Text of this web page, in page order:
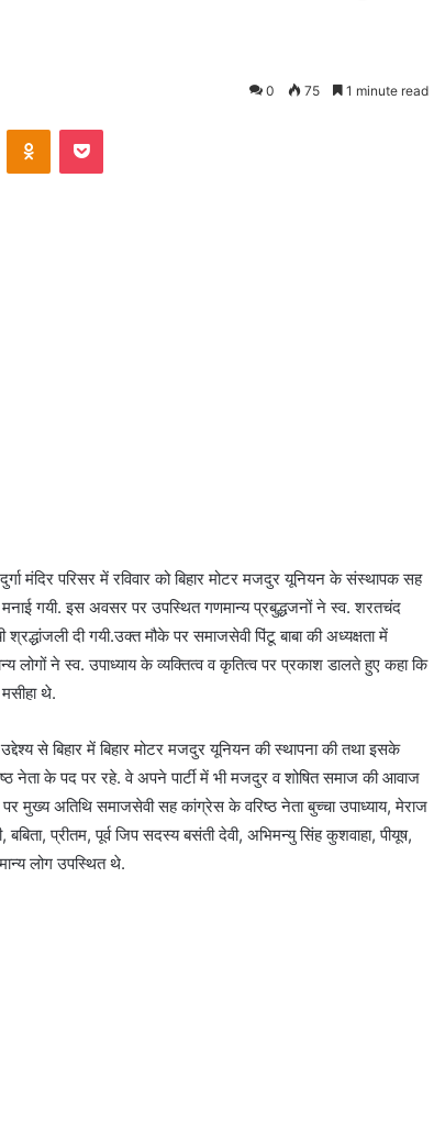
0 75 1 minute read
मंदिर परिसर में रविवार को बिहार मोटर मजदुर यूनियन के संस्थापक सह
गयी. इस अवसर पर उपस्थित गणमान्य प्रबुद्धजनों ने स्व. शरतचंद
श्रद्धांजली दी गयी.उक्त मौके पर समाजसेवी पिंटू बाबा की अध्यक्षता में
लोगों ने स्व. उपाध्याय के व्यक्तित्व व कृतित्व पर प्रकाश डालते हुए कहा कि
थे.
से बिहार में बिहार मोटर मजदुर यूनियन की स्थापना की तथा इसके
नेता के पद पर रहे. वे अपने पार्टी में भी मजदुर व शोषित समाज की आवाज
मुख्य अतिथि समाजसेवी सह कांग्रेस के वरिष्ठ नेता बुच्चा उपाध्याय, मेराज
प्रीतम, पूर्व जिप सदस्य बसंती देवी, अभिमन्यु सिंह कुशवाहा, पीयूष,
लोग उपस्थित थे.